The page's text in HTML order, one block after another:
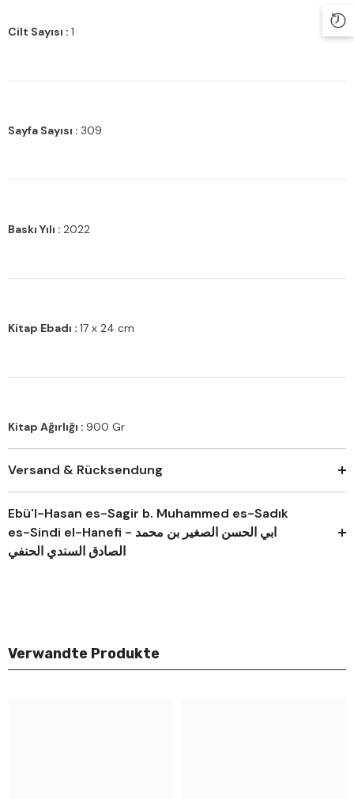
Cilt Sayısı : 1
Sayfa Sayısı : 309
Baskı Yılı : 2022
Kitap Ebadı : 17 x 24 cm
Kitap Ağırlığı : 900 Gr
Versand & Rücksendung
Ebü'l-Hasan es-Sagir b. Muhammed es-Sadık
es-Sindi el-Hanefi - ابي الحسن الصغير بن محمد
الصادق السندي الحنفي
Verwandte Produkte